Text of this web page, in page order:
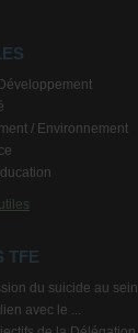
/ Environnement
TFE
du suicide au sein
avec le ...